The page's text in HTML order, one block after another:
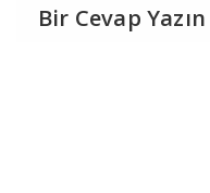
Bir Cevap Yazın